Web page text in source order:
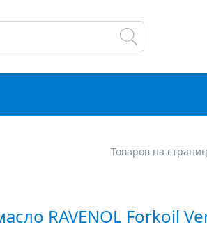
Товаров на
RAVENOL Forkoil